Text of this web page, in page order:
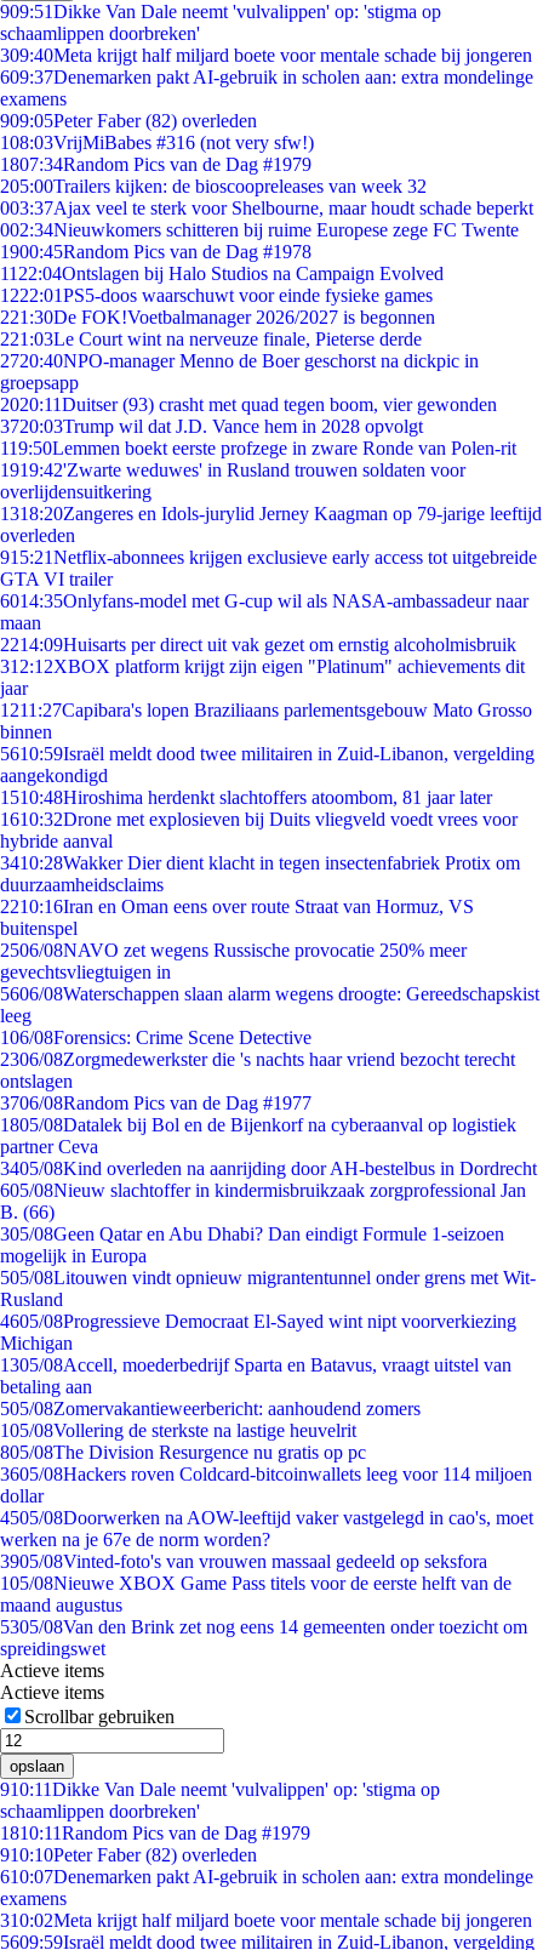
909:51Dikke Van Dale neemt 'vulvalippen' op: 'stigma op
schaamlippen doorbreken'
309:40Meta krijgt half miljard boete voor mentale schade bij jongeren
609:37Denemarken pakt AI-gebruik in scholen aan: extra mondelinge
examens
909:05Peter Faber (82) overleden
108:03VrijMiBabes #316 (not very sfw!)
1807:34Random Pics van de Dag #1979
205:00Trailers kijken: de bioscoopreleases van week 32
003:37Ajax veel te sterk voor Shelbourne, maar houdt schade beperkt
002:34Nieuwkomers schitteren bij ruime Europese zege FC Twente
1900:45Random Pics van de Dag #1978
11 22:04Ontslagen bij Halo Studios na Campaign Evolved
1222:01PS5-doos waarschuwt voor einde fysieke games
221:30De FOK!Voetbalmanager 2026/2027 is begonnen
221:03Le Court wint na nerveuze finale, Pieterse derde
2720:40NPO-manager Menno de Boer geschorst na dickpic in
groepsapp
2020:11Duitser (93) crasht met quad tegen boom, vier gewonden
3720:03Trump wil dat J.D. Vance hem in 2028 opvolgt
119:50Lemmen boekt eerste profzege in zware Ronde van Polen-rit
1919:42'Zwarte weduwes' in Rusland trouwen soldaten voor
overlijdensuitkering
1318:20Zangeres en Idols-jurylid Jerney Kaagman op 79-jarige leeftijd
overleden
915:21Netflix-abonnees krijgen exclusieve early access tot uitgebreide
GTA VI trailer
6014:35Onlyfans-model met G-cup wil als NASA-ambassadeur naar
maan
2214:09Huisarts per direct uit vak gezet om ernstig alcoholmisbruik
312:12XBOX platform krijgt zijn eigen "Platinum" achievements dit
jaar
1211:27Capibara's lopen Braziliaans parlementsgebouw Mato Grosso
binnen
5610:59Israël meldt dood twee militairen in Zuid-Libanon, vergelding
aangekondigd
1510:48Hiroshima herdenkt slachtoffers atoombom, 81 jaar later
1610:32Drone met explosieven bij Duits vliegveld voedt vrees voor
hybride aanval
3410:28Wakker Dier dient klacht in tegen insectenfabriek Protix om
duurzaamheidsclaims
2210:16Iran en Oman eens over route Straat van Hormuz, VS
buitenspel
2506/08NAVO zet wegens Russische provocatie 250% meer
gevechtsvliegtuigen in
5606/08Waterschappen slaan alarm wegens droogte: Gereedschapskist
leeg
106/08Forensics: Crime Scene Detective
2306/08Zorgmedewerkster die 's nachts haar vriend bezocht terecht
ontslagen
3706/08Random Pics van de Dag #1977
1805/08Datalek bij Bol en de Bijenkorf na cyberaanval op logistiek
partner Ceva
3405/08Kind overleden na aanrijding door AH-bestelbus in Dordrecht
605/08Nieuw slachtoffer in kindermisbruikzaak zorgprofessional Jan
B. (66)
305/08Geen Qatar en Abu Dhabi? Dan eindigt Formule 1-seizoen
mogelijk in Europa
505/08Litouwen vindt opnieuw migrantentunnel onder grens met Wit-
Rusland
4605/08Progressieve Democraat El-Sayed wint nipt voorverkiezing
Michigan
1305/08Accell, moederbedrijf Sparta en Batavus, vraagt uitstel van
betaling aan
505/08Zomervakantieweerbericht: aanhoudend zomers
105/08Vollering de sterkste na lastige heuvelrit
805/08The Division Resurgence nu gratis op pc
3605/08Hackers roven Coldcard-bitcoinwallets leeg voor 114 miljoen
dollar
4505/08Doorwerken na AOW-leeftijd vaker vastgelegd in cao's, moet
werken na je 67e de norm worden?
3905/08Vinted-foto's van vrouwen massaal gedeeld op seksfora
105/08Nieuwe XBOX Game Pass titels voor de eerste helft van de
maand augustus
5305/08Van den Brink zet nog eens 14 gemeenten onder toezicht om
spreidingswet
Actieve items
Actieve items
Scrollbar gebruiken
opslaan
910:11Dikke Van Dale neemt 'vulvalippen' op: 'stigma op
schaamlippen doorbreken'
1810:11Random Pics van de Dag #1979
910:10Peter Faber (82) overleden
610:07Denemarken pakt AI-gebruik in scholen aan: extra mondelinge
examens
310:02Meta krijgt half miljard boete voor mentale schade bij jongeren
5609:59Israël meldt dood twee militairen in Zuid-Libanon, vergelding